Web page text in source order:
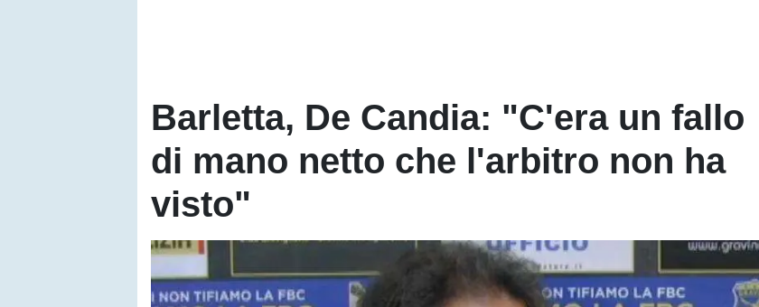
Barletta, De Candia: "C'era un fallo
di mano netto che l'arbitro non ha
visto"